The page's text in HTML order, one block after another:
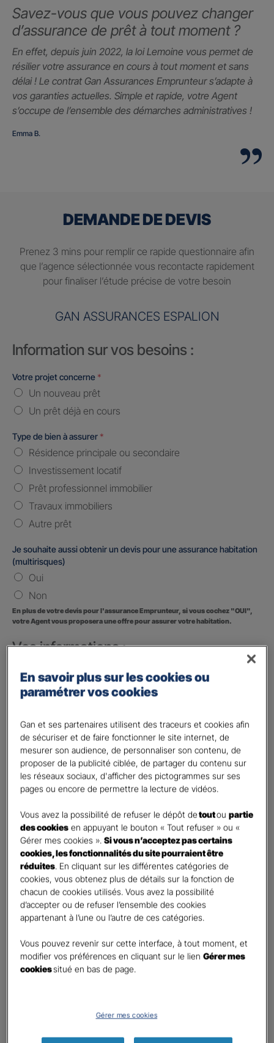
Savez-vous que vous pouvez changer
d’assurance de prêt à tout moment ?
En effet, depuis juin 2022, la loi Lemoine vous permet de
résilier votre assurance en cours à tout moment et sans
délai ! Le contrat Gan Assurances Emprunteur s’adapte à
vos garanties actuelles. Simple et rapide, votre Agent
s’occupe de l’ensemble des démarches administratives !
Emma B.
DEMANDE DE DEVIS
Prenez 3 mins pour remplir ce rapide questionnaire afin
que l’agence sélectionnée vous recontacte rapidement
pour finaliser l’étude précise de votre besoin
GAN ASSURANCES ESPALION
Information sur vos besoins :
Votre projet concerne *
Un nouveau prêt
Un prêt déjà en cours
Type de bien à assurer *
Résidence principale ou secondaire
Investissement locatif
Prêt professionnel immobilier
Travaux immobiliers
Autre prêt
Je souhaite aussi obtenir un devis pour une assurance habitation
(multirisques)
Oui
Non
En plus de votre devis pour l'assurance Emprunteur, si vous cochez "OUI",
votre Agent vous proposera une offre pour assurer votre habitation.
Vos informations :
Etes-vous déjà client Gan assurances ?*
Oui
Civilité*
Madame
Monsieur
Contact *
First Last
Téléphone*
United
States
+1
E-mail
En cochant cette case et en soumettant ce formulaire,
j'accepte que mes données personnelles soient utilisées
En savoir plus sur les cookies ou
paramétrer vos cookies
Gan et ses partenaires utilisent des traceurs et cookies afin
de sécuriser et de faire fonctionner le site internet, de
mesurer son audience, de personnaliser son contenu, de
proposer de la publicité ciblée, de partager du contenu sur
les réseaux sociaux, d'afficher des pictogrammes sur ses
pages ou encore de permettre la lecture de vidéos.
Vous avez la possibilité de refuser le dépôt detoutoupartie
des cookies en appuyant le bouton « Tout refuser » ou «
Gérer mes cookies ».Si vous n’acceptez pas certains
cookies, les fonctionnalités du site pourraient être
réduites. En cliquant sur les différentes catégories de
cookies, vous obtenez plus de détails sur la fonction de
chacun de cookies utilisés. Vous avez la possibilité
d’accepter ou de refuser l’ensemble des cookies
appartenant à l’une ou l’autre de ces catégories.
Vous pouvez revenir sur cette interface, à tout moment, et
modifier vos préférences en cliquant sur le lienGérer mes
cookiessitué en bas de page.
Gérer mes cookies